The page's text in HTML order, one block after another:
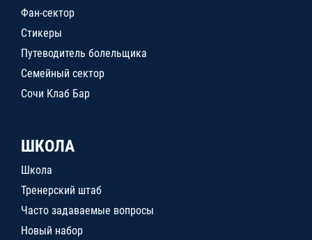
Фан-сектор
Стикеры
Путеводитель болельщика
Семейный сектор
Сочи Клаб Бар
ШКОЛА
Школа
Тренерский штаб
Часто задаваемые вопросы
Новый набор